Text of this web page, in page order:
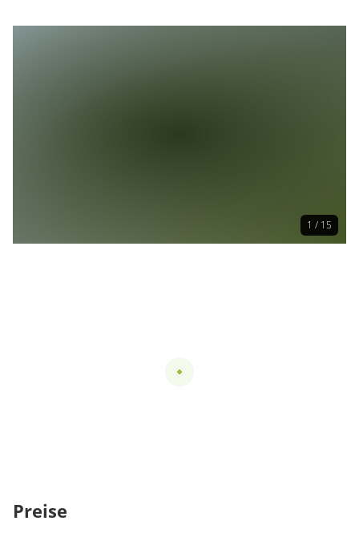
1 / 15
Preise